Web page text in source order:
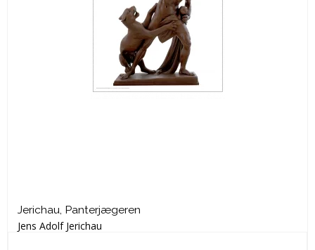
Jerichau, Panterjægeren
Jens Adolf Jerichau